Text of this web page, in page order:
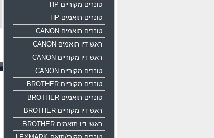
טונרים מקוריים HP
טונרים תואמים HP
טונרים תואמים CANON
ראש דיו תואמים CANON
ראש דיו מקוריים CANON
טונרים מקוריים CANON
טונרים מקוריים BROTHER
טונרים תואמים BROTHER
ראש דיו מקוריים BROTHER
ראשי דיו תואמים BROTHER